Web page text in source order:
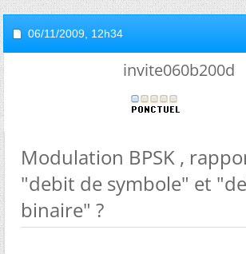
06/11/2009, 12h34
invite060b200d
Modulation BPSK ,
"debit de symbole" et
binaire" ?